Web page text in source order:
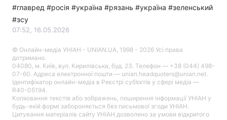
#главред #росія #україна #рязань #україна #зеленський
#зсу
07:52, 16.05.2026
© Онлайн-медіа УНІАН - UNIAN.UA, 1998 - 2026 Усі права
дотримано.
04080, м. Київ, вул. Кирилівська, буд. 23. Телефон — +38 (044) 498-
07-60. Адреса електронної пошти — unian.headquoters@unian.net.
Ідентифікатор онлайн-медіа в Реєстрі суб’єктів у сфері медіа —
R40-05194.
Копіювання текстів або зображень, поширення інформації УНІАН у
будь-якій формі забороняється без письмової згоди УНІАН.
Цитування матеріалів сайту УНІАН дозволено за умови відкритого